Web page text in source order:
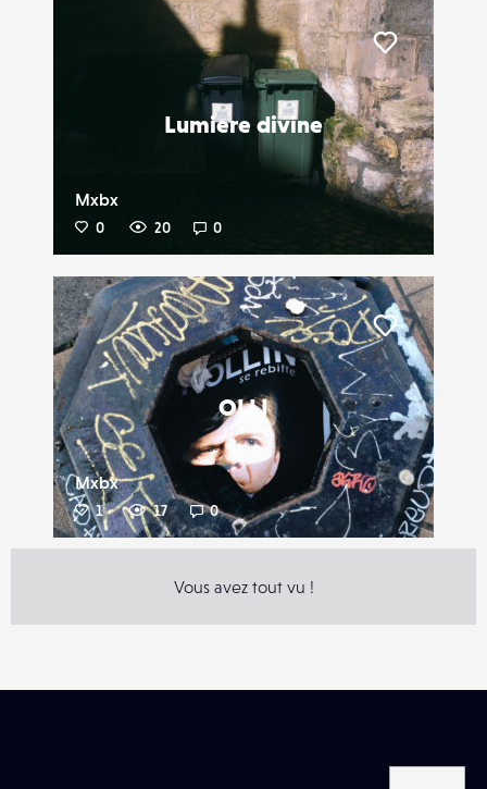
Lumiere divine
Mxbx
0 20 0
Liker
OLLI
Mxbx
1 17 0
Liker
Vous avez tout vu !